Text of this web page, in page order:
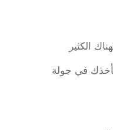
الكثير
في جولة